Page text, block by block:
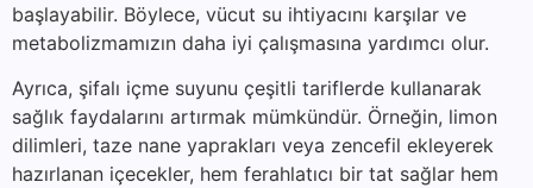
başlayabilir. Böylece, vücut su ihtiyacını karşılar ve
metabolizmamızın daha iyi çalışmasına yardımcı olur.
Ayrıca, şifalı içme suyunu çeşitli tariflerde kullanarak
sağlık faydalarını artırmak mümkündür. Örneğin, limon
dilimleri, taze nane yaprakları veya zencefil ekleyerek
hazırlanan içecekler, hem ferahlatıcı bir tat sağlar hem